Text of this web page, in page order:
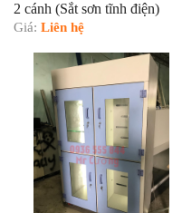
2 cánh (Sắt sơn tĩnh điện)
Giá: Liên hệ